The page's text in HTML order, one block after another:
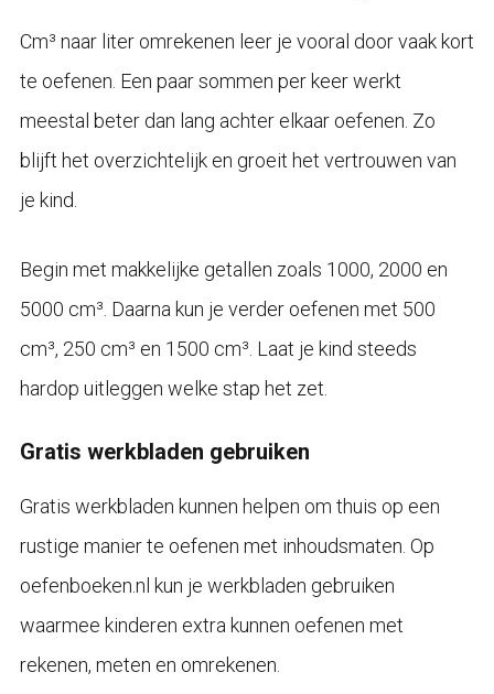
Cm³ naar liter omrekenen leer je vooral door vaak kort
te oefenen. Een paar sommen per keer werkt
meestal beter dan lang achter elkaar oefenen. Zo
blijft het overzichtelijk en groeit het vertrouwen van
je kind.
Begin met makkelijke getallen zoals 1000, 2000 en
5000 cm³. Daarna kun je verder oefenen met 500
cm³, 250 cm³ en 1500 cm³. Laat je kind steeds
hardop uitleggen welke stap het zet.
Gratis werkbladen gebruiken
Gratis werkbladen kunnen helpen om thuis op een
rustige manier te oefenen met inhoudsmaten. Op
oefenboeken.nl kun je werkbladen gebruiken
waarmee kinderen extra kunnen oefenen met
rekenen, meten en omrekenen.